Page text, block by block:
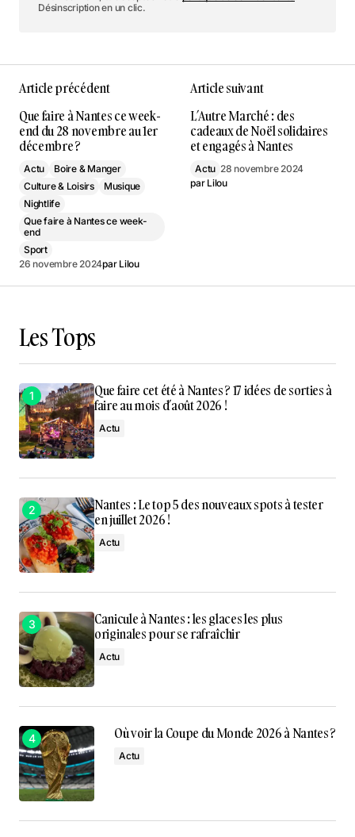
Désinscription en un clic.
Article précédent
Que faire à Nantes ce week-
end du 28 novembre au 1er
décembre ?
Actu
Boire & Manger
Culture & Loisirs
Musique
Nightlife
Que faire à Nantes ce week-
end
Sport
26 novembre 2024par Lilou
Article suivant
L’Autre Marché : des
cadeaux de Noël solidaires
et engagés à Nantes
Actu 28 novembre 2024
par Lilou
Les Tops
Que faire cet été à Nantes ? 17 idées de sorties à
faire au mois d’août 2026 !
Actu
Nantes : Le top 5 des nouveaux spots à tester
en juillet 2026 !
Actu
Canicule à Nantes : les glaces les plus
originales pour se rafraîchir
Actu
Où voir la Coupe du Monde 2026 à Nantes ?
Actu